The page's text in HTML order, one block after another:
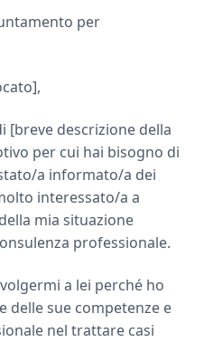
per
[breve descrizione della
per cui hai bisogno di
a informato/a dei
interessato/a a
mia situazione
professionale.
a lei perché ho
delle sue competenze e
nel trattare casi